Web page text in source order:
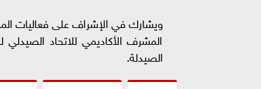
ويشارك في الإشراف على فعاليات
المشرف الأكاديمي للاتحاد
الصيدلة.